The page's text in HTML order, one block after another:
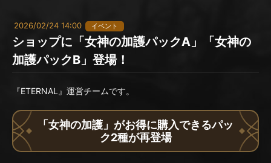
2026/02/24 14:00 イベント
ショップに「女神の加護パックA」「女神の
加護パックB」登場！
『ETERNAL』運営チームです。
「女神の加護」がお得に購入できるパッ
ク2種が再登場